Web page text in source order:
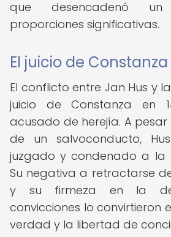
que desencadenó
proporciones significativas.
El juicio de Constanza
El conflicto entre Jan Hus y
juicio de Constanza en
acusado de herejía. A
de un salvoconducto,
juzgado y condenado a la
Su negativa a retractarse
y su firmeza en la
convicciones lo convirtieron
verdad y la libertad de